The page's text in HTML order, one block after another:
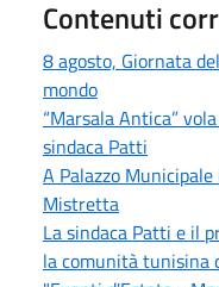
Contenuti
8 agosto, Giornata
mondo
“Marsala Antica”
sindaca Patti
A Palazzo
Mistretta
La sindaca Patti e il
la comunità tunisina